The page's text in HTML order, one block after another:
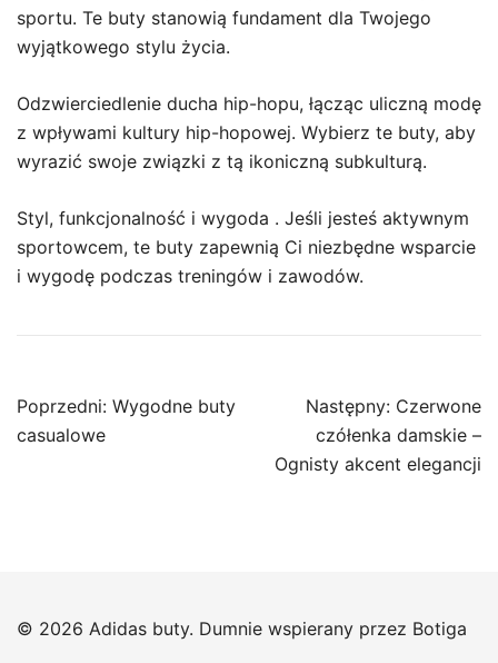
sportu. Te buty stanowią fundament dla Twojego
wyjątkowego stylu życia.
Odzwierciedlenie ducha hip-hopu, łącząc uliczną modę
z wpływami kultury hip-hopowej. Wybierz te buty, aby
wyrazić swoje związki z tą ikoniczną subkulturą.
Styl, funkcjonalność i wygoda . Jeśli jesteś aktywnym
sportowcem, te buty zapewnią Ci niezbędne wsparcie
i wygodę podczas treningów i zawodów.
Nawigacja
wpisu
Poprzedni: Wygodne buty
casualowe
Następny: Czerwone
czółenka damskie –
Ognisty akcent elegancji
© 2026 Adidas buty. Dumnie wspierany przez Botiga